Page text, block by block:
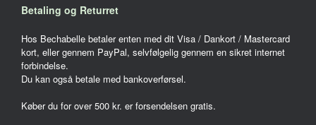
Betaling og Returret
Hos Bechabelle betaler enten med dit Visa / Dankort / Mastercard
kort, eller gennem PayPal, selvfølgelig gennem en sikret internet
forbindelse.
Du kan også betale med bankoverførsel.
Køber du for over 500 kr. er forsendelsen gratis.